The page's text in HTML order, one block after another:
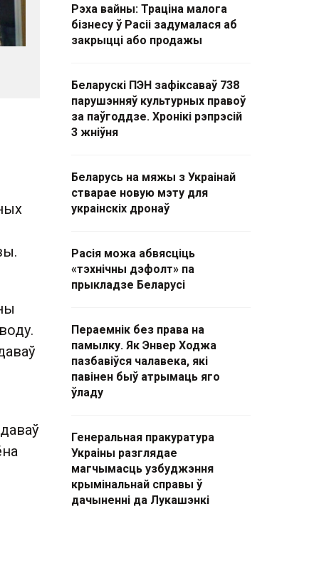
Рэха вайны: Траціна малога
бізнесу ў Расіі задумалася аб
закрыцці або продажы
Беларускі ПЭН зафіксаваў 738
парушэнняў культурных правоў
за паўгоддзе. Хронікі рэпрэсій
3 жніўня
Беларусь на мяжы з Украінай
стварае новую мэту для
украінскіх дронаў
Расія можа абвясціць
«тэхнічны дэфолт» па
прыкладзе Беларусі
Пераемнік без права на
памылку. Як Энвер Ходжа
пазбавіўся чалавека, які
павінен быў атрымаць яго
ўладу
Генеральная пракуратура
Украіны разглядае
магчымасць узбуджэння
крымінальнай справы ў
дачыненні да Лукашэнкі